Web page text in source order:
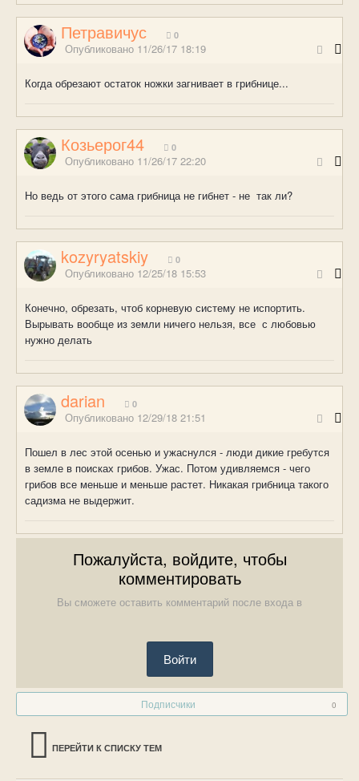
Петравичус 0
Опубликовано 11/26/17 18:19
Когда обрезают остаток ножки загнивает в грибнице...
Козьерог44 0
Опубликовано 11/26/17 22:20
Но ведь от этого сама грибница не гибнет - не так ли?
kozyryatskiy 0
Опубликовано 12/25/18 15:53
Конечно, обрезать, чтоб корневую систему не испортить.
Вырывать вообще из земли ничего нельзя, все с любовью
нужно делать
darian 0
Опубликовано 12/29/18 21:51
Пошел в лес этой осенью и ужаснулся - люди дикие гребутся
в земле в поисках грибов. Ужас. Потом удивляемся - чего
грибов все меньше и меньше растет. Никакая грибница такого
садизма не выдержит.
Пожалуйста, войдите, чтобы
комментировать
Вы сможете оставить комментарий после входа в
Войти
Подписчики 0
ПЕРЕЙТИ К СПИСКУ ТЕМ